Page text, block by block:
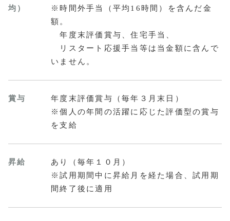
均）
※時間外手当（平均16時間）を含んだ金
額。
年度末評価賞与、住宅手当、
リスタート応援手当等は当金額に含んで
いません。
賞与
年度末評価賞与（毎年３月末日）
※個人の年間の活躍に応じた評価型の賞与
を支給
昇給
あり（毎年１０月）
※試用期間中に昇給月を経た場合、試用期
間終了後に適用